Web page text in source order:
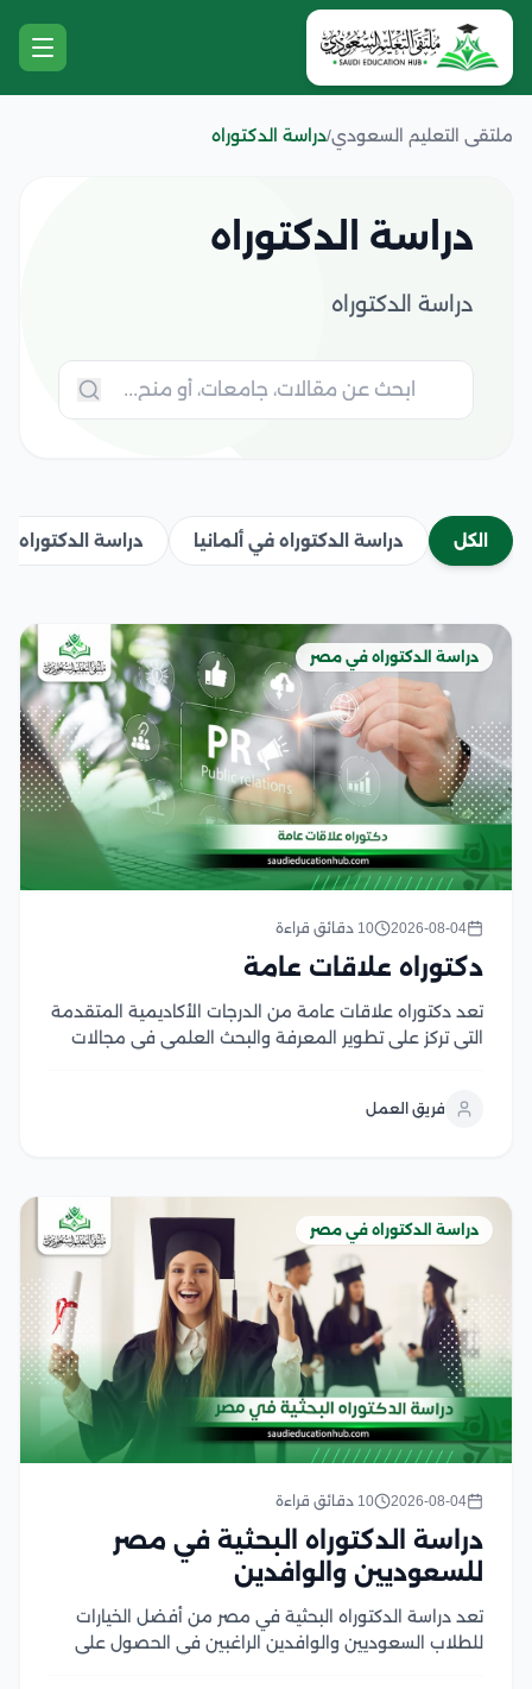
ملتقى التعليم السعودي/دراسة الدكتوراه
دراسة الدكتوراه
دراسة الدكتوراه
الكل دراسة الدكتوراه في ألمانيا دراسة الدكتوراه
دراسة الدكتوراه في مصر
2026-08-04 10 دقائق قراءة
دكتوراه علاقات عامة
تعد دكتوراه علاقات عامة من الدرجات الأكاديمية المتقدمة
التي تركز على تطوير المعرفة والبحث العلمي في مجالات
على دراسة استراتيجيات التواصل الحديثة وتحليل دور
فريق العمل
دراسة الدكتوراه في مصر
2026-08-04 10 دقائق قراءة
دراسة الدكتوراه البحثية في مصر
للسعوديين والوافدين
تعد دراسة الدكتوراه البحثية في مصر من أفضل الخيارات
للطلاب السعوديين والوافدين الراغبين في الحصول على